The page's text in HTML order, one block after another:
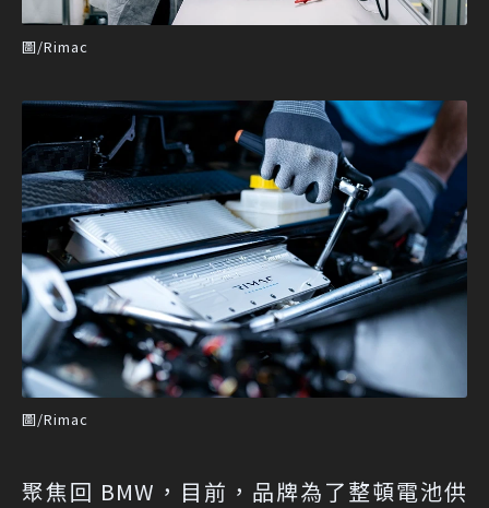
圖/Rimac
圖/Rimac
聚焦回 BMW，目前，品牌為了整頓電池供